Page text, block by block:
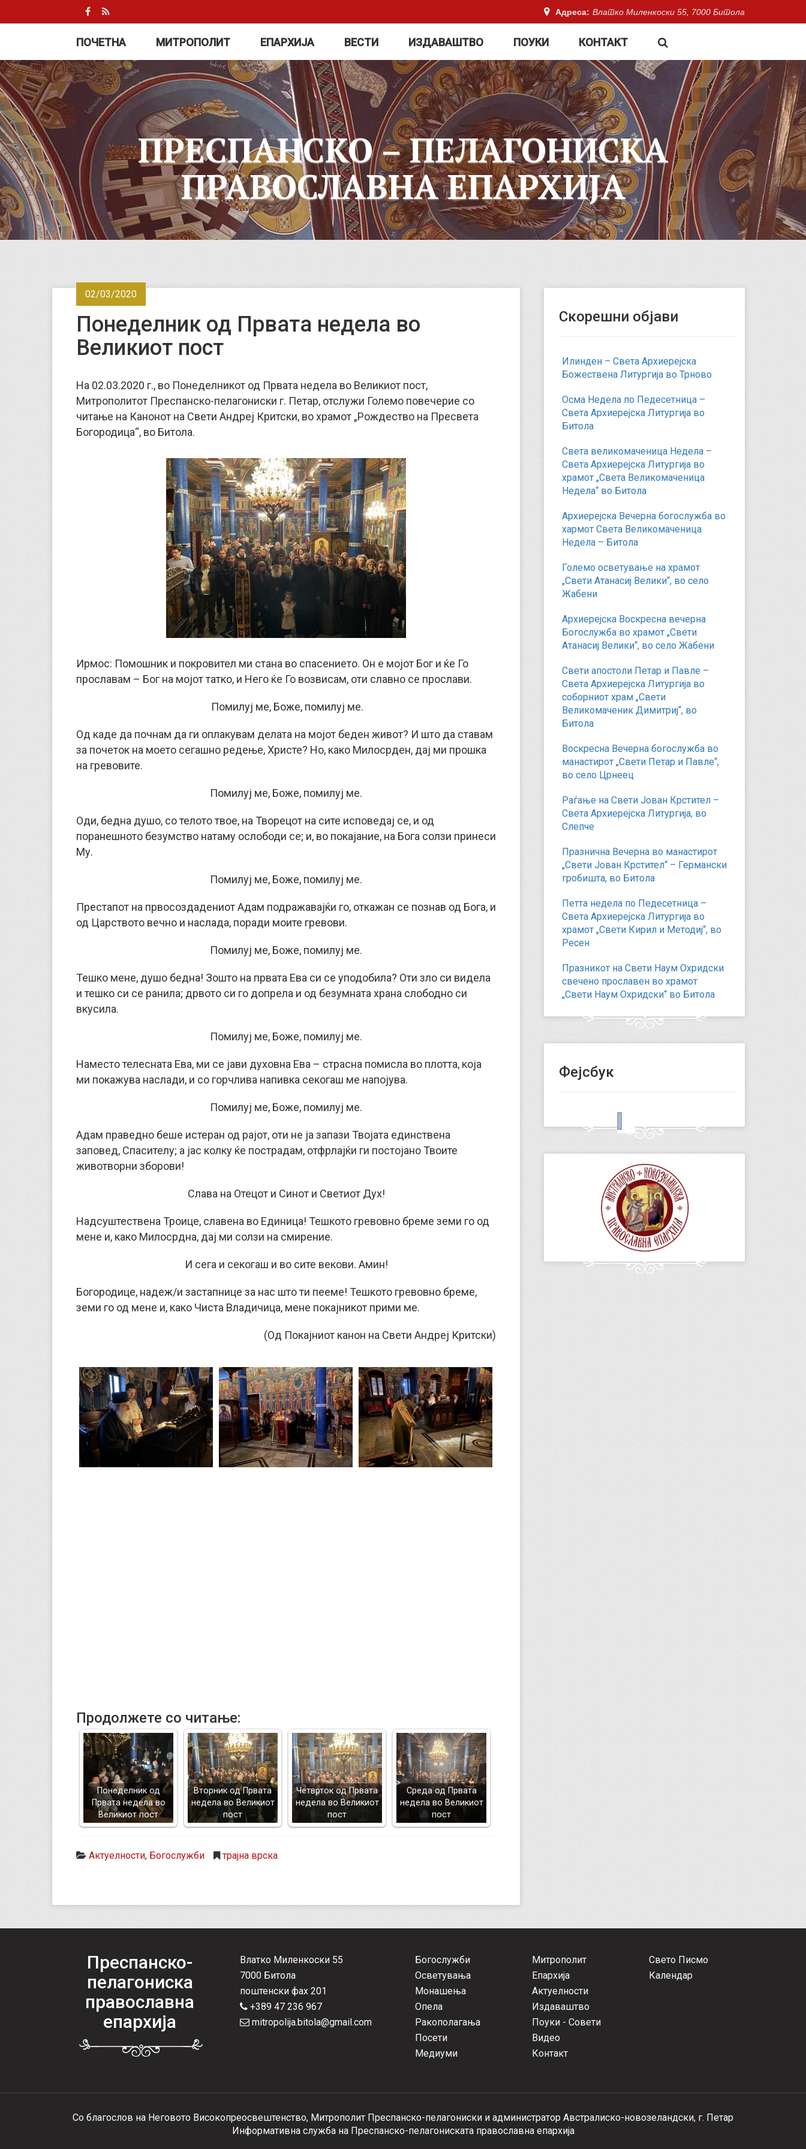
Адреса: Влатко Миленкоски 55, 7000 Битола
ПОЧЕТНА МИТРОПОЛИТ ЕПАРХИЈА ВЕСТИ ИЗДАВАШТВО ПОУКИ КОНТАКТ
ПРЕСПАНСКО – ПЕЛАГОНИСКА
ПРАВОСЛАВНА ЕПАРХИЈА
02/03/2020
Понеделник од Првата недела во
Великиот пост
На 02.03.2020 г., во Понеделникот од Првата недела во Великиот пост,
Митрополитот Преспанско-пелагониски г. Петар, отслужи Големо повечерие со
читање на Канонот на Свети Андреј Критски, во храмот „Рождество на Пресвета
Богородица“, во Битола.
Ирмос: Помошник и покровител ми стана во спасението. Он е мојот Бог и ќе Го
прославам – Бог на мојот татко, и Него ќе Го возвисам, оти славно се прослави.
Помилуј ме, Боже, помилуј ме.
Од каде да почнам да ги оплакувам делата на мојот беден живот? И што да ставам
за почеток на моето сегашно редење, Христе? Но, како Милосрден, дај ми прошка
на гревовите.
Помилуј ме, Боже, помилуј ме.
Оди, бедна душо, со телото твое, на Творецот на сите исповедај се, и од
поранешното безумство натаму ослободи се; и, во покајание, на Бога солзи принеси
Му.
Помилуј ме, Боже, помилуј ме.
Престапот на првосоздадениот Адам подражавајќи го, откажан се познав од Бога, и
од Царството вечно и наслада, поради моите гревови.
Помилуј ме, Боже, помилуј ме.
Тешко мене, душо бедна! Зошто на првата Ева си се уподобила? Оти зло си видела
и тешко си се ранила; дрвото си го допрела и од безумната храна слободно си
вкусила.
Помилуј ме, Боже, помилуј ме.
Наместо телесната Ева, ми се јави духовна Ева – страсна помисла во плотта, која
ми покажува наслади, и со горчлива напивка секогаш ме напојува.
Помилуј ме, Боже, помилуј ме.
Адам праведно беше истеран од рајот, оти не ја запази Твојата единствена
заповед, Спасителу; а јас колку ќе пострадам, отфрлајќи ги постојано Твоите
животворни зборови!
Слава на Отецот и Синот и Светиот Дух!
Надсуштествена Троице, славена во Единица! Тешкото гревовно бреме земи го од
мене и, како Милосрдна, дај ми солзи на смирение.
И сега и секогаш и во сите векови. Амин!
Богородице, надеж/и застапнице за нас што ти пееме! Тешкото гревовно бреме,
земи го од мене и, како Чиста Владичица, мене покајникот прими ме.
(Од Покајниот канон на Свети Aндреј Критски)
Продолжете со читање:
Понеделник од
Првата недела во
Великиот пост
Вторник од Првата
недела во Великиот
пост
Четврток од Првата
недела во Великиот
пост
Среда од Првата
недела во Великиот
пост
Актуелности, Богослужби трајна врска
Скорешни објави
Илинден – Света Архиерејска
Божествена Литургија во Трново
Осма Недела по Педесетница –
Света Архиерејска Литургија во
Битола
Света великомаченица Недела –
Света Архиерејска Литургија во
храмот „Света Великомаченица
Недела“ во Битола
Архиерејска Вечерна богослужба во
хармот Света Великомаченица
Недела – Битола
Големо осветување на храмот
„Свети Атанасиј Велики“, во село
Жабени
Архиерејска Воскресна вечерна
Богослужба во храмот „Свети
Атанасиј Велики“, во село Жабени
Свети апостоли Петар и Павле –
Света Архиерејска Литургија во
соборниот храм „Свети
Великомаченик Димитриј“, во
Битола
Воскресна Вечерна богослужба во
манастирот „Свети Петар и Павле“,
во село Црнеец
Раѓање на Свети Јован Крстител –
Света Архиерејска Литургија, во
Слепче
Празнична Вечерна во манастирот
„Свети Јован Крстител“ – Германски
гробишта, во Битола
Петта недела по Педесетница –
Света Архиерејска Литургија во
храмот „Свети Кирил и Методиј“, во
Ресен
Празникот на Свети Наум Охридски
свечено прославен во храмот
„Свети Наум Охридски“ во Битола
Фејсбук
Преспанско-
пелагониска
православна
епархија
Влатко Миленкоски 55
7000 Битола
поштенски фах 201
+389 47 236 967
mitropolija.bitola@gmail.com
Богослужби
Осветувања
Монашења
Опела
Ракополагања
Посети
Медиуми
Митрополит
Епархија
Актуелности
Издаваштво
Поуки - Совети
Видео
Контакт
Свето Писмо
Календар
Со благослов на Неговото Високопреосвештенство, Митрополит Преспанско-пелагониски и администратор Австралиско-новозеландски, г. Петар
Информативна служба на Преспанско-пелагониската православна епархија